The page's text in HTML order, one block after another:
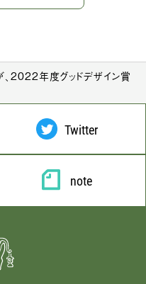
、2022年度グッドデザイン賞
Twitter
note